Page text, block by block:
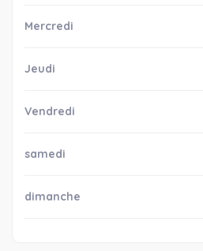
Mercredi
Jeudi
Vendredi
samedi
dimanche